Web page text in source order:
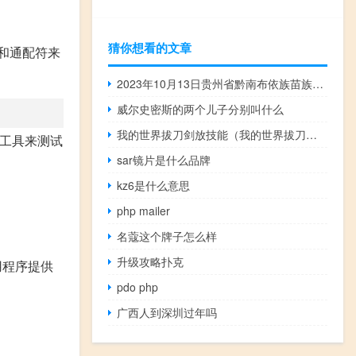
通配符来
具来测试
序提供
猜你想看的文章
2023年10月13日贵州省黔南布依族苗族自治州疫情大数据-今日/今天疫情全网搜索最新实时消息动态情况通知播报
威尔史密斯的两个儿子分别叫什么
我的世界拔刀剑放技能（我的世界拔刀剑怎么玩技能）
sar镜片是什么品牌
kz6是什么意思
php mailer
名蔻这个牌子怎么样
升级攻略扑克
pdo php
广西人到深圳过年吗